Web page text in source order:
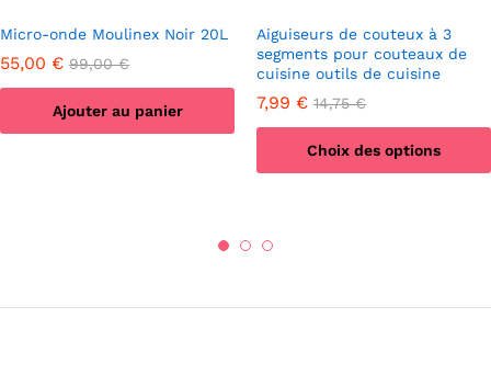
Micro-onde Moulinex Noir 20L
55,00 € 99,00€
Ajouter au panier
Aiguiseurs de couteux à 3
segments pour couteaux de
cuisine outils de cuisine
7,99 € 14,75€
Choix des options
plusieurs
Les